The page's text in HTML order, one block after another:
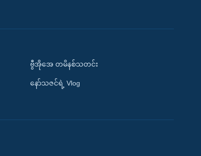
ဗွီအိုအေ တမိနစ်သတင်း
နော်သဇင်ရဲ့ Vlog